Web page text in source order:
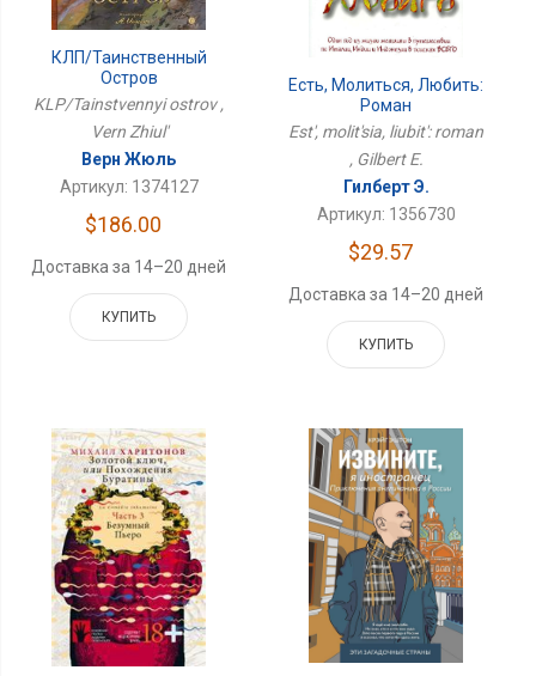
КЛП/Таинственный
Остров
KLP/Tainstvennyi ostrov ,
Vern Zhiul'
Верн Жюль
Артикул: 1374127
$186.00
Доставка за 14–20 дней
КУПИТЬ
Есть, Молиться, Любить:
Роман
Est', molit'sia, liubit': roman
, Gilbert E.
Гилберт Э.
Артикул: 1356730
$29.57
Доставка за 14–20 дней
КУПИТЬ